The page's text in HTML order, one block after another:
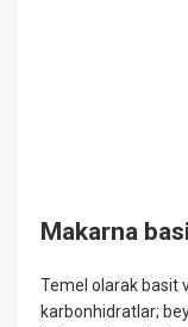
Makarna
Temel olarak basit
karbonhidratlar;